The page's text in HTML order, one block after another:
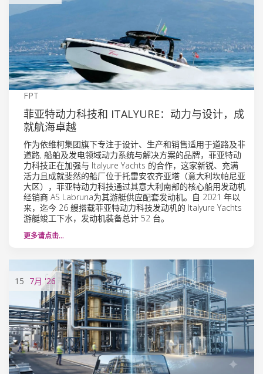
FPT
菲亚特动力科技和 ITALYURE：动力与设计，成
就航海卓越
作为依维柯集团旗下专注于设计、生产和销售适用于道路及非
道路, 船舶及发电领域动力系统与解决方案的品牌，菲亚特动
力科技正在加强与 Italyure Yachts 的合作，这家新锐、充满
活力且成就斐然的船厂位于托雷安农齐亚塔（意大利坎帕尼亚
大区），菲亚特动力科技通过其意大利南部的核心船用发动机
经销商 AS Labruna为其游艇供应配套发动机。自 2021 年以
来，迄今 26 艘搭载菲亚特动力科技发动机的 Italyure Yachts
游艇竣工下水，发动机装备总计 52 台。
更多请点击…
15 7月 '26